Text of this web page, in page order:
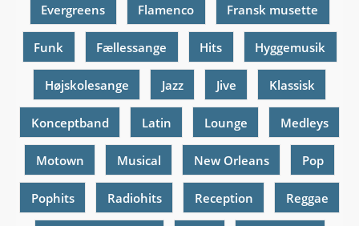
Evergreens Flamenco Fransk musette
Funk Fællessange Hits Hyggemusik
Højskolesange Jazz Jive Klassisk
Konceptband Latin Lounge Medleys
Motown Musical New Orleans Pop
Pophits Radiohits Reception Reggae